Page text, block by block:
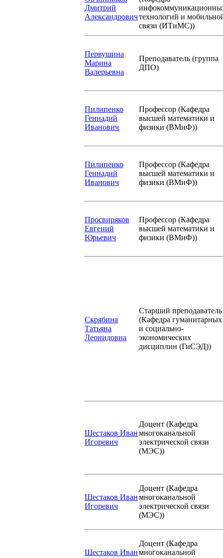
Дмитрий
Александровичтехнологий и
связи (ИТиМС))
Первушина
Марина
Валерьевна
Преподаватель (группа
ДПО)
Пилипенко
Геннадий
Иванович
Профессор (Кафедра
высшей математики и
физики (ВМиФ))
Пилипенко
Геннадий
Иванович
Профессор (Кафедра
высшей математики и
физики (ВМиФ))
Просвиряков
Евгений
Юрьевич
Профессор (Кафедра
высшей математики и
физики (ВМиФ))
Скрябина
Татьяна
Леонидовна
Старший преподаватель
(Кафедра гуманитарных
и социально-
экономических
дисциплин (ГиСЭД))
Шестаков Иван
Игоревич
Доцент (Кафедра
многоканальной
электрической связи
(МЭС))
Шестаков Иван
Игоревич
Доцент (Кафедра
многоканальной
электрической связи
(МЭС))
Шестаков Иван
Доцент (Кафедра
многоканальной